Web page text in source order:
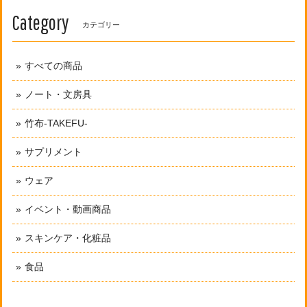
Category カテゴリー
すべての商品
ノート・文房具
竹布-TAKEFU-
サプリメント
ウェア
イベント・動画商品
スキンケア・化粧品
食品